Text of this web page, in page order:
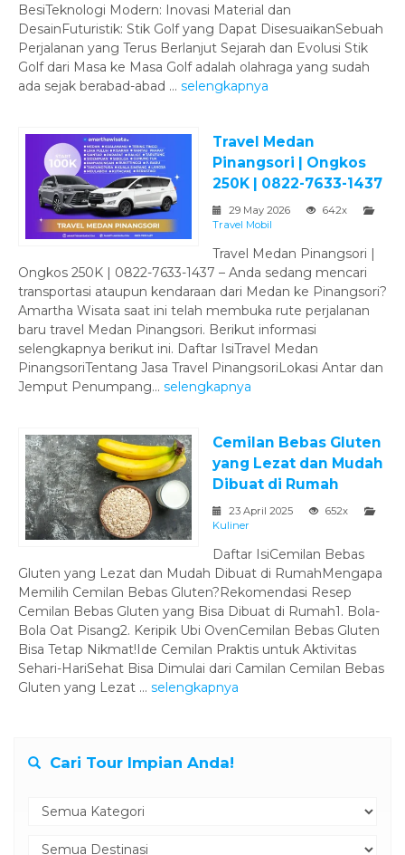
BesiTeknologi Modern: Inovasi Material dan
DesainFuturistik: Stik Golf yang Dapat DisesuaikanSebuah
Perjalanan yang Terus Berlanjut Sejarah dan Evolusi Stik
Golf dari Masa ke Masa Golf adalah olahraga yang sudah
ada sejak berabad-abad ... selengkapnya
Travel Medan
Pinangsori | Ongkos
250K | 0822-7633-1437
29 May 2026
642x
Travel Mobil
Travel Medan Pinangsori |
Ongkos 250K | 0822-7633-1437 – Anda sedang mencari
transportasi ataupun kendaraan dari Medan ke Pinangsori?
Amartha Wisata saat ini telah membuka rute perjalanan
baru travel Medan Pinangsori. Berikut informasi
selengkapnya berikut ini. Daftar IsiTravel Medan
PinangsoriTentang Jasa Travel PinangsoriLokasi Antar dan
Jemput Penumpang... selengkapnya
Cemilan Bebas Gluten
yang Lezat dan Mudah
Dibuat di Rumah
23 April 2025
652x
Kuliner
Daftar IsiCemilan Bebas
Gluten yang Lezat dan Mudah Dibuat di RumahMengapa
Memilih Cemilan Bebas Gluten?Rekomendasi Resep
Cemilan Bebas Gluten yang Bisa Dibuat di Rumah1. Bola-
Bola Oat Pisang2. Keripik Ubi OvenCemilan Bebas Gluten
Bisa Tetap Nikmat!Ide Cemilan Praktis untuk Aktivitas
Sehari-HariSehat Bisa Dimulai dari Camilan Cemilan Bebas
Gluten yang Lezat ... selengkapnya
Cari Tour Impian Anda!